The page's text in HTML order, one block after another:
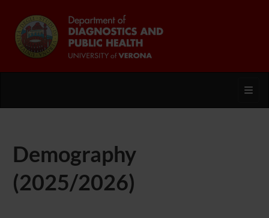
Demography
(2025/2026)